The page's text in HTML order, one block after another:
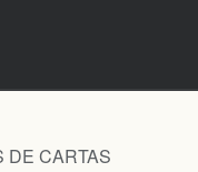
DE CARTAS